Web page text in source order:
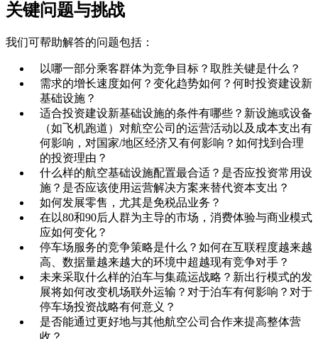
关键问题与挑战
我们可帮助解答的问题包括：
以哪一部分乘客群体为竞争目标？取胜关键是什么？
需求的增长速度如何？变化趋势如何？何时投资建设新
基础设施？
适合投资建设新基础设施的条件有哪些？新设施或设备
（如飞机跑道）对航空公司的运营活动以及成本支出有
何影响，对国家/地区经济又有何影响？如何找到合理
的投资理由？
什么样的航空基础设施配置最合适？是否应投资常用设
施？是否应该使用运营解决方案来替代资本支出？
如何发展零售，尤其是免税品业务？
在以80和90后人群为主导的市场，消费体验与商业模式
应如何变化？
停车场服务的竞争策略是什么？如何在互联程度越来越
高、数据量越来越大的环境中超越现有竞争对手？
未来采取什么样的泊车与集疏运战略？新出行模式的发
展将如何改变机场联外运输？对于泊车有何影响？对于
停车场投资战略有何意义？
是否能通过更好地与其他航空公司合作来提高整体营
收？